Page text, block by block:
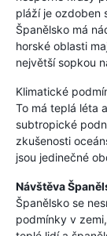
pláží je ozdoben
Španělsko má
horské oblasti
největší sopkou
Klimatické
To má teplá léta
subtropické
zkušenosti
jsou jedinečné
Návštěva
Španělsko se
podmínky v